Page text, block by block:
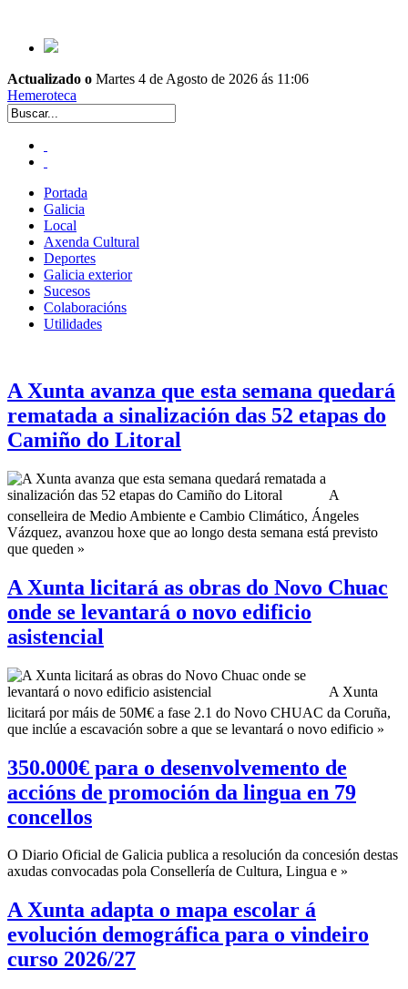
Actualizado o Martes 4 de Agosto de 2026 ás 11:06
Hemeroteca
Portada
Galicia
Local
Axenda Cultural
Deportes
Galicia exterior
Sucesos
Colaboracións
Utilidades
A Xunta avanza que esta semana quedará
rematada a sinalización das 52 etapas do
Camiño do Litoral
A
conselleira de Medio Ambiente e Cambio Climático, Ángeles
Vázquez, avanzou hoxe que ao longo desta semana está previsto
que queden »
A Xunta licitará as obras do Novo Chuac
onde se levantará o novo edificio
asistencial
A Xunta
licitará por máis de 50M€ a fase 2.1 do Novo CHUAC da Coruña,
que inclúe a escavación sobre a que se levantará o novo edificio »
350.000€ para o desenvolvemento de
accións de promoción da lingua en 79
concellos
O Diario Oficial de Galicia publica a resolución da concesión destas
axudas convocadas pola Consellería de Cultura, Lingua e »
A Xunta adapta o mapa escolar á
evolución demográfica para o vindeiro
curso 2026/27